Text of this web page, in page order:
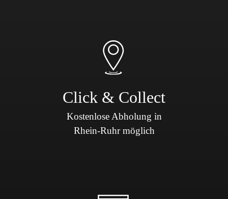
Click & Collect
Kostenlose Abholung in
Rhein-Ruhr möglich